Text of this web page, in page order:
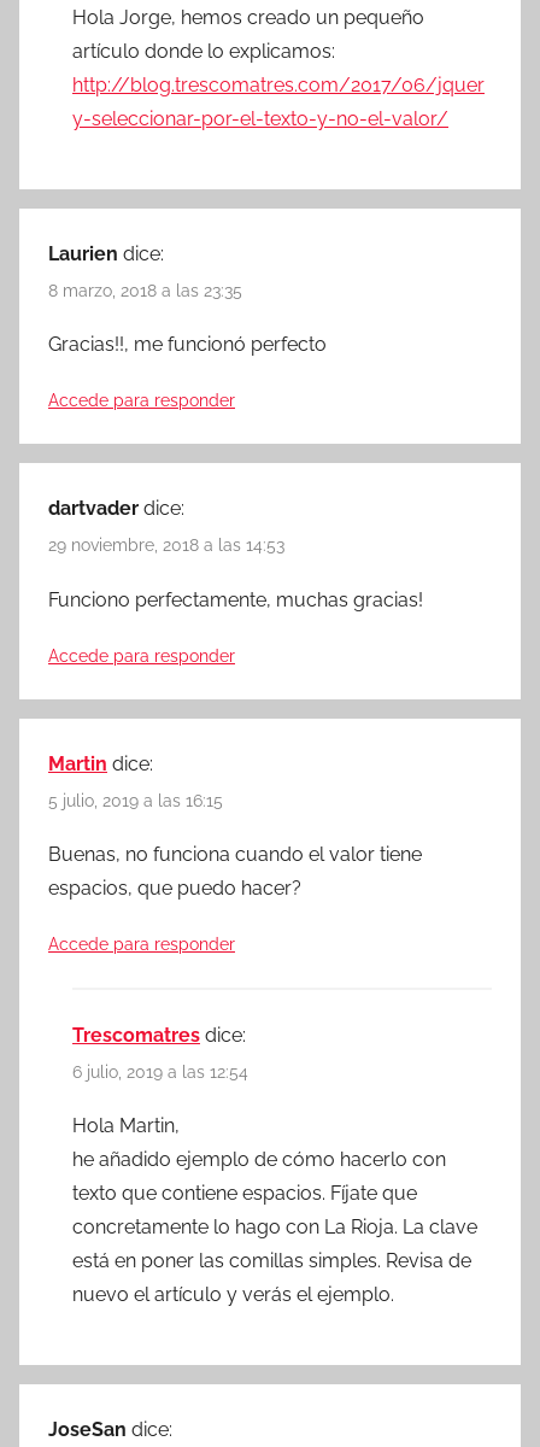
Hola Jorge, hemos creado un pequeño
artículo donde lo explicamos:
http://blog.trescomatres.com/2017/06/jquer
y-seleccionar-por-el-texto-y-no-el-valor/
Laurien dice:
8 marzo, 2018 a las 23:35
Gracias!!, me funcionó perfecto
Accede para responder
dartvader dice:
29 noviembre, 2018 a las 14:53
Funciono perfectamente, muchas gracias!
Accede para responder
Martin dice:
5 julio, 2019 a las 16:15
Buenas, no funciona cuando el valor tiene
espacios, que puedo hacer?
Accede para responder
Trescomatres dice:
6 julio, 2019 a las 12:54
Hola Martin,
he añadido ejemplo de cómo hacerlo con
texto que contiene espacios. Fíjate que
concretamente lo hago con La Rioja. La clave
está en poner las comillas simples. Revisa de
nuevo el artículo y verás el ejemplo.
JoseSan dice: